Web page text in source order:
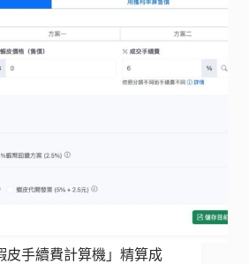
皮手續費計算機」精算成